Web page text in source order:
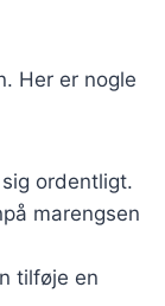
Her er nogle
ordentligt.
marengsen
tilføje en